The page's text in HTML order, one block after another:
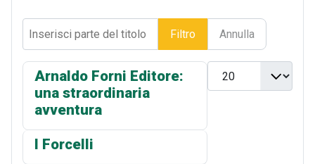
Filtro Annulla
Visualizza n.
Arnaldo Forni Editore:
una straordinaria
avventura
I Forcelli